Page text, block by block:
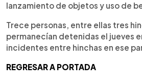
lanzamiento de objetos y uso de
Trece personas, entre ellas tres
permanecían detenidas el jueves
incidentes entre hinchas en ese
REGRESAR A PORTADA